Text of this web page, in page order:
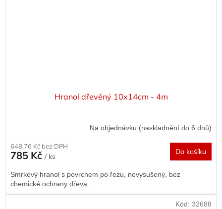
Hranol dřevěný 10x14cm - 4m
Na objednávku (naskladnění do 6 dnů)
648,76 Kč bez DPH
785 Kč / ks
Do košíku
Smrkový hranol s povrchem po řezu, nevysušený, bez
chemické ochrany dřeva.
Kód: 32688